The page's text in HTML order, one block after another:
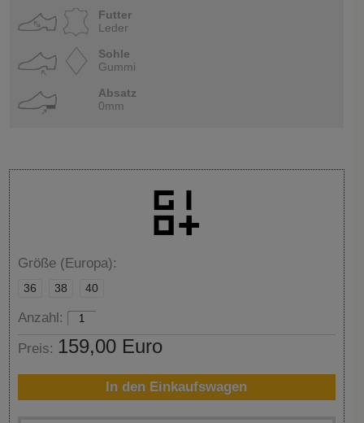
Futter
Leder
Sohle
Gummi
Absatz
0mm
Größe (Europa):
36 38 40
Anzahl:
Preis: 159,00 Euro
In den Einkaufswagen